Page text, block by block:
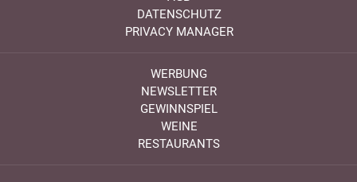
DATENSCHUTZ
PRIVACY MANAGER
WERBUNG
NEWSLETTER
GEWINNSPIEL
WEINE
RESTAURANTS